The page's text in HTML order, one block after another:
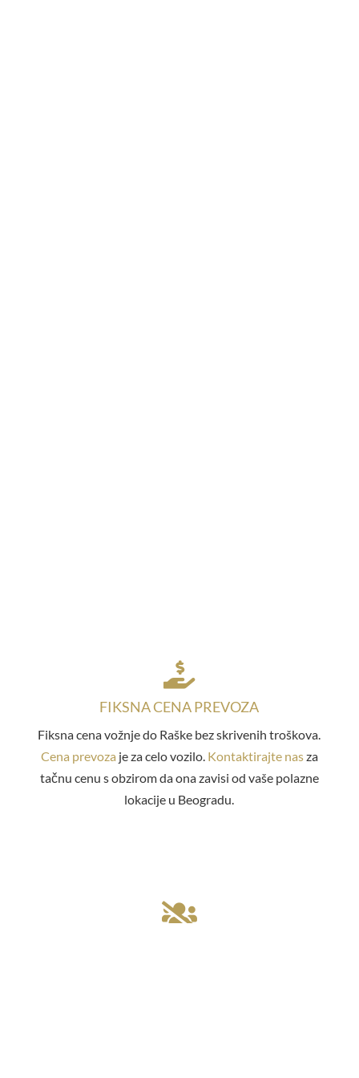

FIKSNA CENA PREVOZA
Fiksna cena vožnje do Raške bez skrivenih troškova.
Cena prevoza je za celo vozilo. Kontaktirajte nasza
tačnu cenu s obzirom da ona zavisi od vaše polazne
lokacije u Beogradu.
